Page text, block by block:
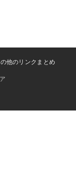
他のリンクまとめ